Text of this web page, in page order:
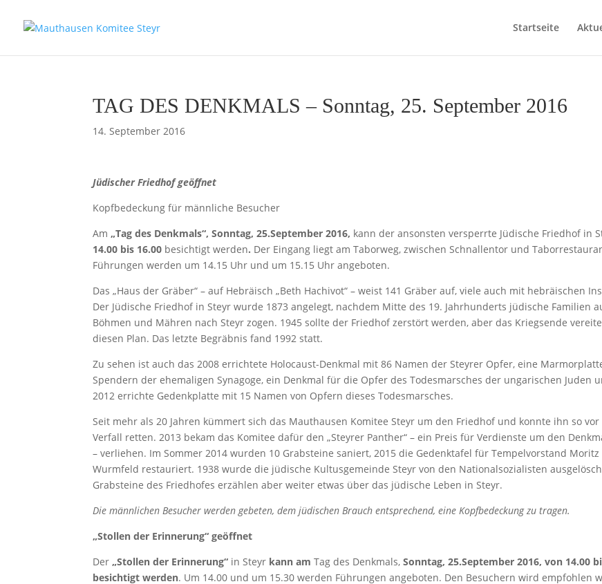
Startseite
TAG DES DENKMALS – Sonntag, 25. September 2016
14. September 2016
Jüdischer Friedhof geöffnet
Kopfbedeckung für männliche Besucher
Am„Tag des Denkmals“, Sonntag, 25.September 2016, kann der ansonsten versperrte Jüdische Friedhof in
14.00 bis 16.00 besichtigt werden. Der Eingang liegt am Taborweg, zwischen Schnallentor und
Führungen werden um 14.15 Uhr und um 15.15 Uhr angeboten.
Das „Haus der Gräber“ – auf Hebräisch „Beth Hachivot“ – weist 141 Gräber auf, viele auch mit hebräischen
Der Jüdische Friedhof in Steyr wurde 1873 angelegt, nachdem Mitte des 19. Jahrhunderts jüdische Familien
Böhmen und Mähren nach Steyr zogen. 1945 sollte der Friedhof zerstört werden, aber das Kriegsende
diesen Plan. Das letzte Begräbnis fand 1992 statt.
Zu sehen ist auch das 2008 errichtete Holocaust-Denkmal mit 86 Namen der Steyrer Opfer, eine
Spendern der ehemaligen Synagoge, ein Denkmal für die Opfer des Todesmarsches der ungarischen Juden
2012 errichte Gedenkplatte mit 15 Namen von Opfern dieses Todesmarsches.
Seit mehr als 20 Jahren kümmert sich das Mauthausen Komitee Steyr um den Friedhof und konnte ihn so vor
Verfall retten. 2013 bekam das Komitee dafür den „Steyrer Panther“ – ein Preis für Verdienste um den
– verliehen. Im Sommer 2014 wurden 10 Grabsteine saniert, 2015 die Gedenktafel für Tempelvorstand Moritz
Wurmfeld restauriert. 1938 wurde die jüdische Kultusgemeinde Steyr von den Nationalsozialisten
Grabsteine des Friedhofes erzählen aber weiter etwas über das jüdische Leben in Steyr.
Die männlichen Besucher werden gebeten, dem jüdischen Brauch entsprechend, eine Kopfbedeckung zu tragen.
„Stollen der Erinnerung“ geöffnet
Der„Stollen der Erinnerung“ in Steyr kann am Tag des Denkmals,Sonntag, 25.September 2016, von 14.00
besichtigt werden. Um 14.00 und um 15.30 werden Führungen angeboten. Den Besuchern wird empfohlen